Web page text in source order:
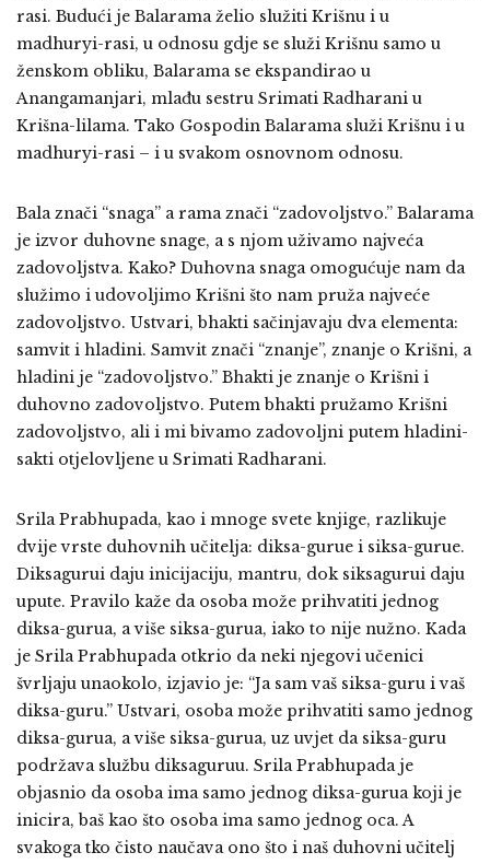
rasi. Budući je Balarama želio služiti Krišnu i u
madhuryi-rasi, u odnosu gdje se služi Krišnu samo u
ženskom obliku, Balarama se ekspandirao u
Anangamanjari, mlađu sestru Srimati Radharani u
Krišna-lilama. Tako Gospodin Balarama služi Krišnu i u
madhuryi-rasi – i u svakom osnovnom odnosu.
Bala znači “snaga” a rama znači “zadovoljstvo.” Balarama
je izvor duhovne snage, a s njom uživamo najveća
zadovoljstva. Kako? Duhovna snaga omogućuje nam da
služimo i udovoljimo Krišni što nam pruža najveće
zadovoljstvo. Ustvari, bhakti sačinjavaju dva elementa:
samvit i hladini. Samvit znači “znanje”, znanje o Krišni, a
hladini je “zadovoljstvo.” Bhakti je znanje o Krišni i
duhovno zadovoljstvo. Putem bhakti pružamo Krišni
zadovoljstvo, ali i mi bivamo zadovoljni putem hladini-
sakti otjelovljene u Srimati Radharani.
Srila Prabhupada, kao i mnoge svete knjige, razlikuje
dvije vrste duhovnih učitelja: diksa-gurue i siksa-gurue.
Diksagurui daju inicijaciju, mantru, dok siksagurui daju
upute. Pravilo kaže da osoba može prihvatiti jednog
diksa-gurua, a više siksa-gurua, iako to nije nužno. Kada
je Srila Prabhupada otkrio da neki njegovi učenici
švrljaju unaokolo, izjavio je: “Ja sam vaš siksa-guru i vaš
diksa-guru.” Ustvari, osoba može prihvatiti samo jednog
diksa-gurua, a više siksa-gurua, uz uvjet da siksa-guru
podržava službu diksaguruu. Srila Prabhupada je
objasnio da osoba ima samo jednog diksa-gurua koji je
inicira, baš kao što osoba ima samo jednog oca. A
svakoga tko čisto naučava ono što i naš duhovni učitelj